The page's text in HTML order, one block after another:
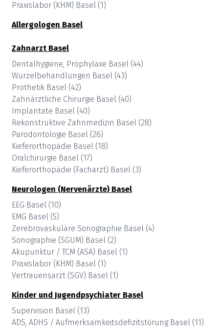
Praxislabor (KHM) Basel (1)
Allergologen Basel
Zahnarzt Basel
Dentalhygiene, Prophylaxe Basel (44)
Wurzelbehandlungen Basel (43)
Prothetik Basel (42)
Zahnärztliche Chirurgie Basel (40)
Implantate Basel (40)
Rekonstruktive Zahnmedizin Basel (28)
Parodontologie Basel (26)
Kieferorthopädie Basel (18)
Oralchirurgie Basel (17)
Kieferorthopädie (Facharzt) Basel (3)
Neurologen (Nervenärzte) Basel
EEG Basel (10)
EMG Basel (5)
Zerebrovaskuläre Sonographie Basel (4)
Sonographie (SGUM) Basel (2)
Akupunktur / TCM (ASA) Basel (1)
Praxislabor (KHM) Basel (1)
Vertrauensarzt (SGV) Basel (1)
Kinder und Jugendpsychiater Basel
Supervision Basel (13)
ADS, ADHS / Aufmerksamkeitsdefizitstörung Basel (11)